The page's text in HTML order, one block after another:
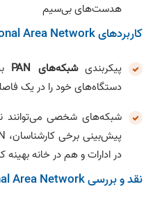
هدست‌های بی‌سیم
کاربردهای Personal Area Network
پیکربندیشبکه‌های PAN
دستگاه‌های خود را در یک
شبکه‌های شخصی می‌توانند
پیش‌بینی برخی کارشناسان، PAN‌ها قادرند سیستم‌های
در ادارات و هم در خانه‌ بهینه
نقد و بررسی Personal Area Network